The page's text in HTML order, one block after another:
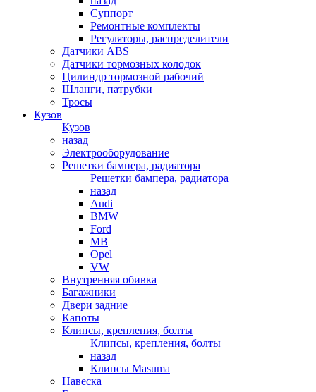
Суппорт
Ремонтные комплекты
Регуляторы, распределители
Датчики ABS
Датчики тормозных колодок
Цилиндр тормозной рабочий
Шланги, патрубки
Тросы
Кузов
Кузов
назад
Электрооборудование
Решетки бампера, радиатора
Решетки бампера, радиатора
назад
Audi
BMW
Ford
MB
Opel
VW
Внутренняя обивка
Багажники
Двери задние
Капоты
Клипсы, крепления, болты
Клипсы, крепления, болты
назад
Клипсы Masuma
Навеска